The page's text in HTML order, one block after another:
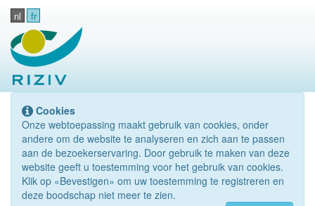
nl fr
Cookies
Onze webtoepassing maakt gebruik van cookies, onder
andere om de website te analyseren en zich aan te passen
aan de bezoekerservaring. Door gebruik te maken van deze
website geeft u toestemming voor het gebruik van cookies.
Klik op «Bevestigen» om uw toestemming te registreren en
deze boodschap niet meer te zien.